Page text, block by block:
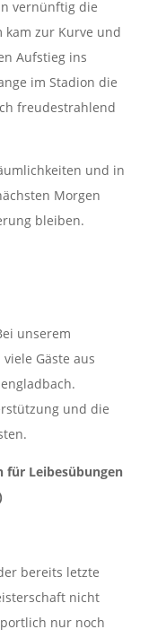
vernünftig die
kam zur Kurve und
Aufstieg ins
im Stadion die
freudestrahlend
und in
Morgen
bleiben.
unserem
Gäste aus
und die
für Leibesübungen
bereits letzte
nicht
nur noch